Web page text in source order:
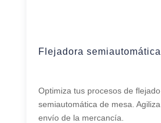
Flejadora semiautomática
Optimiza tus procesos de
semiautomática de mesa.
envío de la mercancía.